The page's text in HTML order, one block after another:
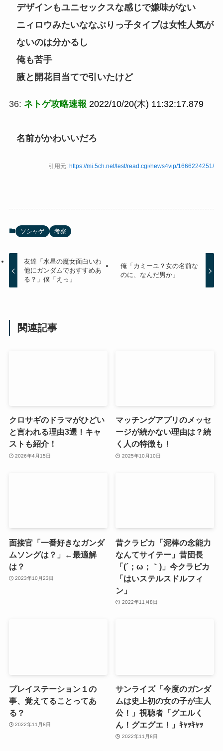
デザインもユニセックスな感じで嫌味がない
ニィロウみたいななぶりっ子タイプは女性人気が
ないのは分かるし
俺も苦手
腋と開花目当てで引いたけど
36: ネトゲ攻略速報 2022/10/20(木) 11:32:17.879
名前がかわいいだろ
引用元: https://mi.5ch.net/test/read.cgi/news4vip/1666224251/
ソシャゲ 考察
友達「水星の魔女面白いわ
他にガンダムでおすすめあ
る？」僕「えっ」
俺「カミーユ？女の名前な
のに、なんだ男か」
関連記事
クロサギのドラマがひどい
と言われる理由3選！キャ
ストも紹介！
2026年4月15日
マッチングアプリのメッセ
ージが続かない理由は？続
く人の特徴も！
2025年10月10日
面接官「一番好きなガンダ
ムソングは？」←最適解
は？
2023年10月23日
昔クラピカ「泥棒の念能力
なんてサイテー」昔団長
「(´；ω；｀)」今クラピカ
「はいステルスドルフィ
ン」
2022年11月8日
プレイステーション１の
事、覚えてることってあ
る？
2022年11月8日
サンライズ「今度のガンダ
ムは史上初の女の子が主人
公！」視聴者「グエルく
ん！グエグエ！」ｷｬｯｷｬｯ
2022年11月8日